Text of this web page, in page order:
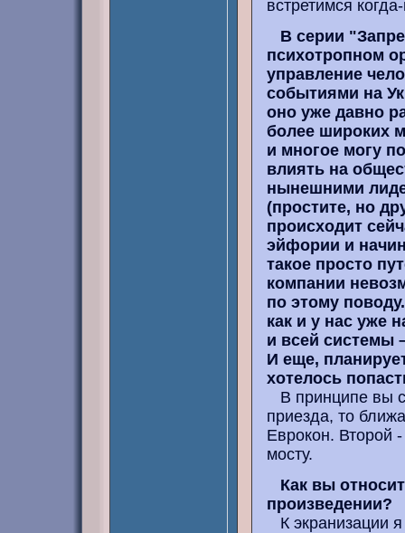
встретимся
В серии
психотропном
управление
событиями на
оно уже давно
более широких
и многое могу
влиять на
нынешними
(простите, но
происходит
эйфории и
такое просто
компании
по этому
как и у нас уже
и всей системы
И еще,
хотелось
В принципе вы
приезда, то
Еврокон. Второй
мосту.
Как вы
произведении?
К экранизации